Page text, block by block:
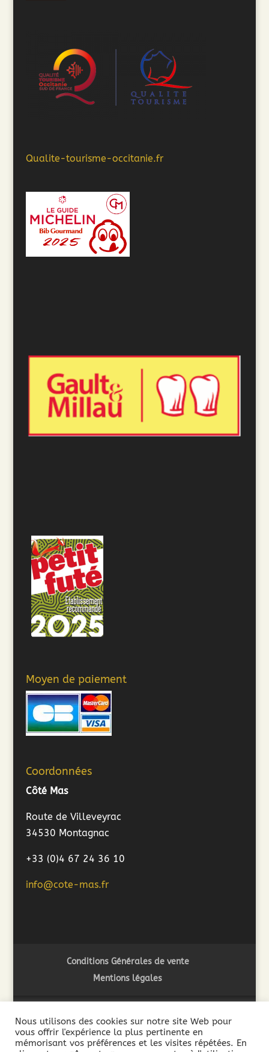
Qualite-tourisme-occitanie.fr
Moyen de paiement
Coordonnées
Côté Mas
Route de Villeveyrac
34530 Montagnac
+33 (0)4 67 24 36 10
info@cote-mas.fr
Conditions Générales de vente
Mentions légales
2018 ©Côté Mas - L'abus d'alcool est dangereux pour la
santé. A consommer avec modération - La vente de boissons
Nous utilisons des cookies sur notre site Web pour
vous offrir l'expérience la plus pertinente en
mémorisant vos préférences et les visites répétées. En